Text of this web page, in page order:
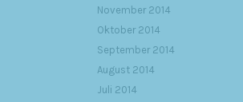
November 2014
Oktober 2014
September 2014
August 2014
Juli 2014